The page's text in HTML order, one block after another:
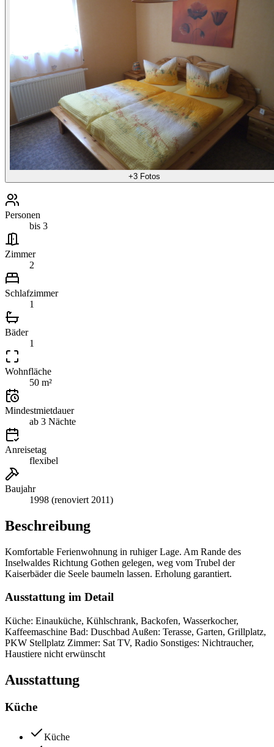
+3 Fotos
Personen
bis 3
Zimmer
2
Schlafzimmer
1
Bäder
1
Wohnfläche
50 m²
Mindestmietdauer
ab 3 Nächte
Anreisetag
flexibel
Baujahr
1998 (renoviert 2011)
Beschreibung
Komfortable Ferienwohnung in ruhiger Lage. Am Rande des
Inselwaldes Richtung Gothen gelegen, weg vom Trubel der
Kaiserbäder die Seele baumeln lassen. Erholung garantiert.
Ausstattung im Detail
Küche: Einauküche, Kühlschrank, Backofen, Wasserkocher,
Kaffeemaschine Bad: Duschbad Außen: Terasse, Garten, Grillplatz,
PKW Stellplatz Zimmer: Sat TV, Radio Sonstiges: Nichtraucher,
Haustiere nicht erwünscht
Ausstattung
Küche
Küche